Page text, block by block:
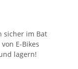
sicher im Bat
E-Bikes
lagern!